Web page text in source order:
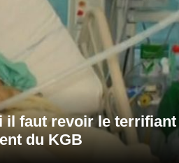
il faut revoir le terrifiant
du KGB